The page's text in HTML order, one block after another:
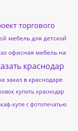
торгового
мебель для детской
офисная мебель на
краснодар
заказ в краснодаре
купить краснодар
купе с фотопечатью